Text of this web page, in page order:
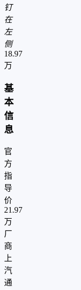
钉
在
左
侧
18.97
万
基
本
信
息
官
方
指
导
价
21.97
万
厂
商
上
汽
通